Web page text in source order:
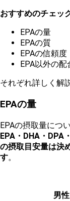
おすすめのチェッ
EPAの量
EPAの質
EPAの信頼度
EPA以外の配
それぞれ詳しく解
EPAの量
EPAの摂取量につ
EPA・DHA・DPA
の摂取目安量は決
す。
男性